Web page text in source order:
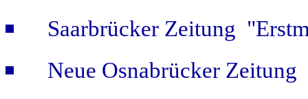
Saarbrücker Zeitung
Neue Osnabrücker